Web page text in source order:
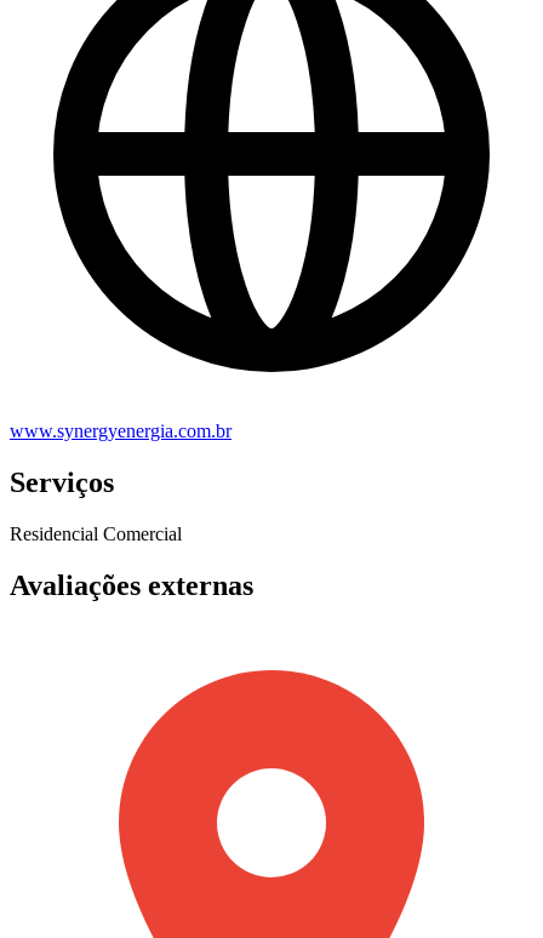
www.synergyenergia.com.br
Serviços
Residencial Comercial
Avaliações externas